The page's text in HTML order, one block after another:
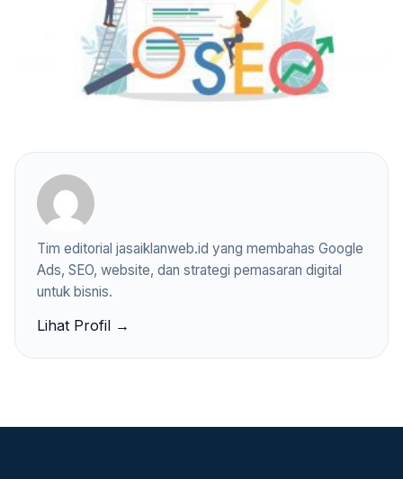
Tim editorial jasaiklanweb.id yang membahas Google
Ads, SEO, website, dan strategi pemasaran digital
untuk bisnis.
Lihat Profil →